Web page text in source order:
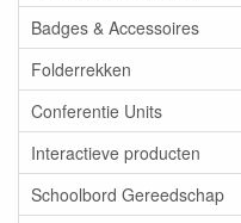
Badges & Accessoires
Folderrekken
Conferentie Units
Interactieve producten
Schoolbord Gereedschap